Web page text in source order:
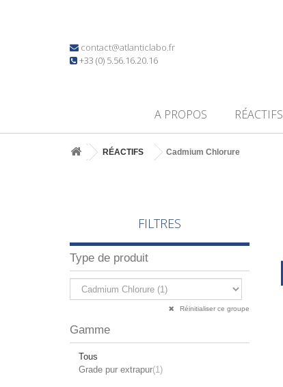
contact@atlanticlabo.fr
+33 (0) 5.56.16.20.16
A PROPOS RÉACTIFS
RÉACTIFS Cadmium Chlorure
FILTRES
Type de produit
Réinitialiser ce groupe
Gamme
Tous
Grade pur extrapur(1)